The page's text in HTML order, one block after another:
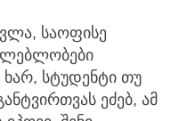
საოფისე
სტუდენტი თუ
ეძებ, ამ